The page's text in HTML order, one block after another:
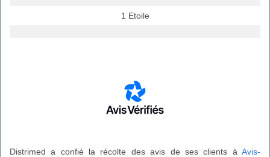
1 Etoile
Distrimed a confié la récolte des avis de ses clients à Avis-